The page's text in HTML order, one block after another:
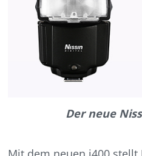
Der neue